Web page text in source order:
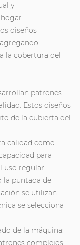
y
diseños
la cobertura del
patrones
Estos diseños
de la cubierta del
calidad como
para
uso regular.
la puntada de
se utilizan
se selecciona
de la máquina:
complejos.